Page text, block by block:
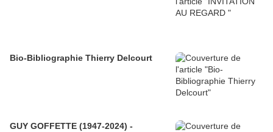
Bio-Bibliographie Thierry Delcourt
GUY GOFFETTE (1947-2024) -